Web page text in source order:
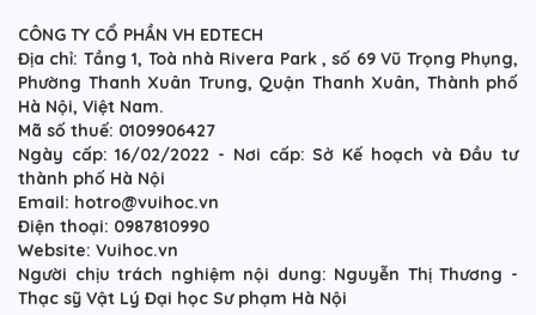
CÔNG TY CỔ PHẦN VH EDTECH
Địa chỉ: Tầng 1, Toà nhà Rivera Park , số 69 Vũ Trọng Phụng,
Phường Thanh Xuân Trung, Quận Thanh Xuân, Thành phố
Hà Nội, Việt Nam.
Mã số thuế: 0109906427
Ngày cấp: 16/02/2022 - Nơi cấp: Sở Kế hoạch và Đầu tư
thành phố Hà Nội
Email: hotro@vuihoc.vn
Điện thoại: 0987810990
Website: Vuihoc.vn
Người chịu trách nghiệm nội dung: Nguyễn Thị Thương -
Thạc sỹ Vật Lý Đại học Sư phạm Hà Nội